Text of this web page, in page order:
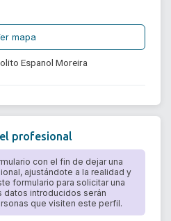
mapa
Espanol Moreira
profesional
con el fin de dejar una
ajustándote a la realidad y
formulario para solicitar una
datos introducidos serán
que visiten este perfil.